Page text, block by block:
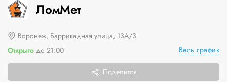
ЛомМет
Воронеж, Баррикадная улица, 13А/3
Открыто до 21:00 Весь график
Поделится